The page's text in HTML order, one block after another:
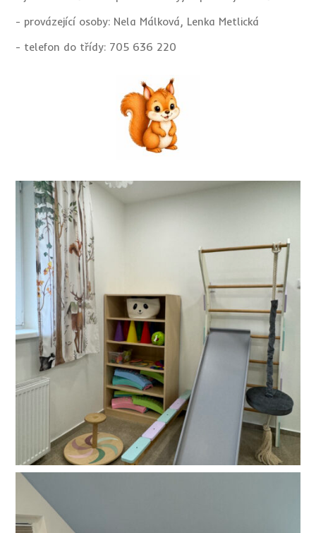
- provázející osoby: Nela Málková, Lenka Metlická
- telefon do třídy: 705 636 220